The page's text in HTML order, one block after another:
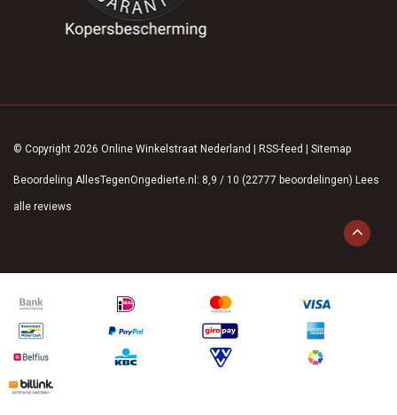
© Copyright 2026 Online Winkelstraat Nederland | RSS-feed | Sitemap
Beoordeling AllesTegenOngedierte.nl : 8,9 / 10 (22777 beoordelingen) Lees
alle reviews